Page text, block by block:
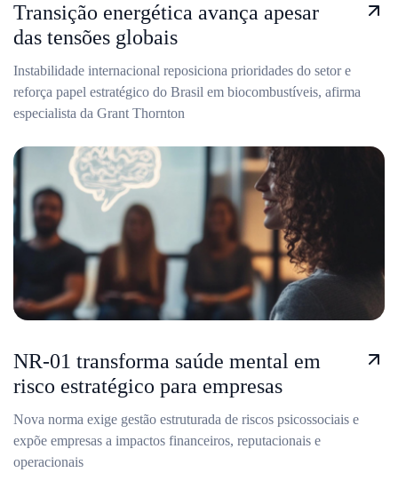
Transição energética avança apesar
das tensões globais
Instabilidade internacional reposiciona prioridades do setor e
reforça papel estratégico do Brasil em biocombustíveis, afirma
especialista da Grant Thornton
NR-01 transforma saúde mental em
risco estratégico para empresas
Nova norma exige gestão estruturada de riscos psicossociais e
expõe empresas a impactos financeiros, reputacionais e
operacionais